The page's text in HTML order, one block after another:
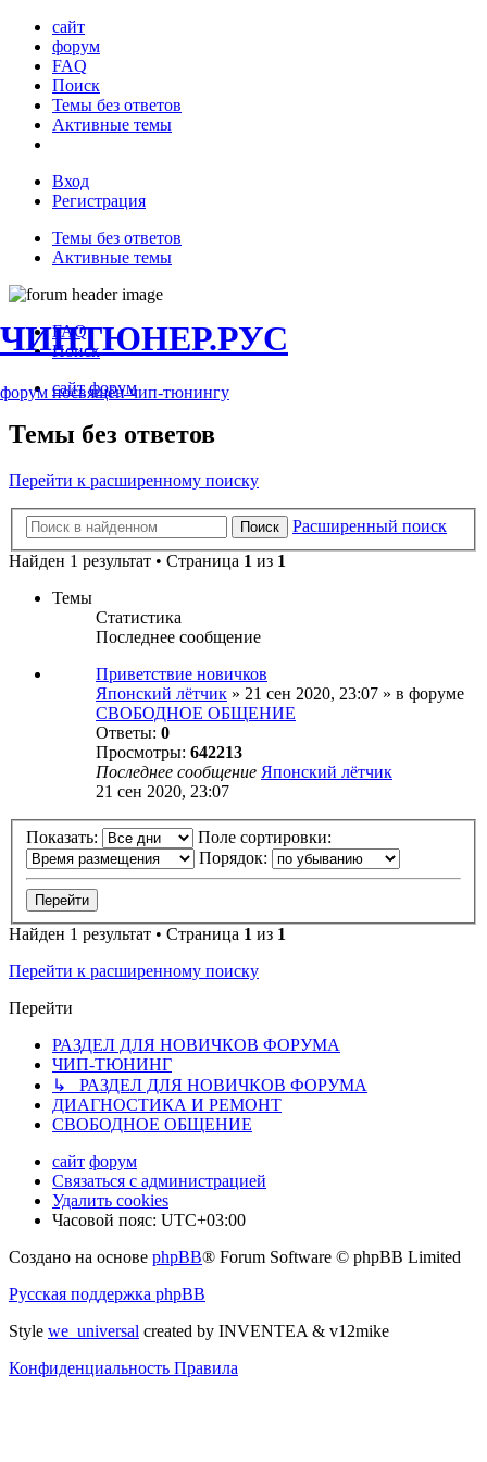
сайт
форум
FAQ
Поиск
Темы без ответов
Активные темы
Вход
Регистрация
Темы без ответов
Активные темы
ЧИПТЮНЕР.РУС
форум посвящён чип-тюнингу
FAQ
Поиск
сайт форум
Темы без ответов
Перейти к расширенному поиску
Поиск
Расширенный поиск
Найден 1 результат • Страница 1 из 1
Темы
Статистика
Последнее сообщение
Приветствие новичков
Японский лётчик » 21 сен 2020, 23:07 » в форуме
СВОБОДНОЕ ОБЩЕНИЕ
Ответы: 0
Просмотры: 642213
Последнее сообщение Японский лётчик
21 сен 2020, 23:07
Показать:
Поле сортировки:
Порядок:
Найден 1 результат • Страница 1 из 1
Перейти к расширенному поиску
Перейти
РАЗДЕЛ ДЛЯ НОВИЧКОВ ФОРУМА
ЧИП-ТЮНИНГ
↳ РАЗДЕЛ ДЛЯ НОВИЧКОВ ФОРУМА
ДИАГНОСТИКА И РЕМОНТ
СВОБОДНОЕ ОБЩЕНИЕ
сайт форум
Связаться с администрацией
Удалить cookies
Часовой пояс: UTC+03:00
Создано на основе phpBB® Forum Software © phpBB Limited
Русская поддержка phpBB
Style we_universal created by INVENTEA & v12mike
Конфиденциальность Правила